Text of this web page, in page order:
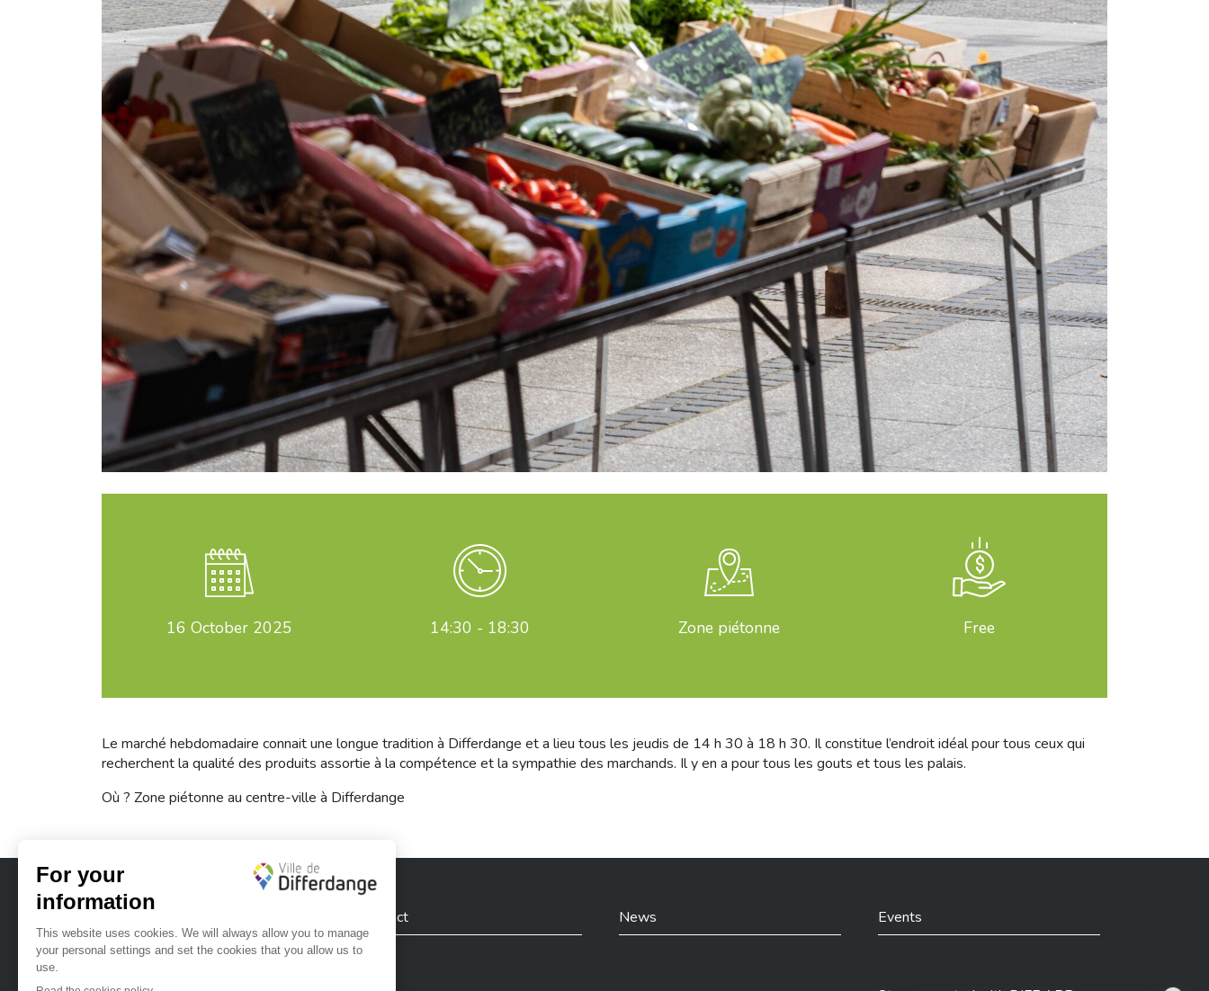
16 October 2025 14:30 - 18:30 Zone piétonne Free
Le marché hebdomadaire connait une longue tradition à Differdange et a lieu tous les jeudis de 14 h 30 à 18 h 30. Il constitue l’endroit idéal pour tous ceux qui
recherchent la qualité des produits assortie à la compétence et la sympathie des marchands. Il y en a pour tous les gouts et tous les palais.
Où ? Zone piétonne au centre-ville à Differdange
City of Differdange
Ville de Differdange sur Instagram
Contact News Events